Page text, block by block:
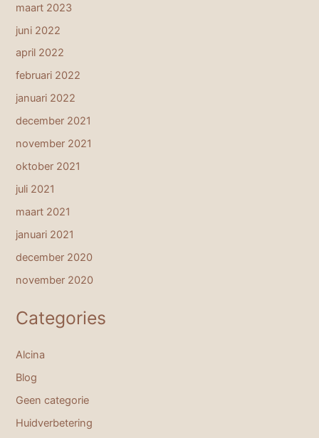
maart 2023
juni 2022
april 2022
februari 2022
januari 2022
december 2021
november 2021
oktober 2021
juli 2021
maart 2021
januari 2021
december 2020
november 2020
Categories
Alcina
Blog
Geen categorie
Huidverbetering